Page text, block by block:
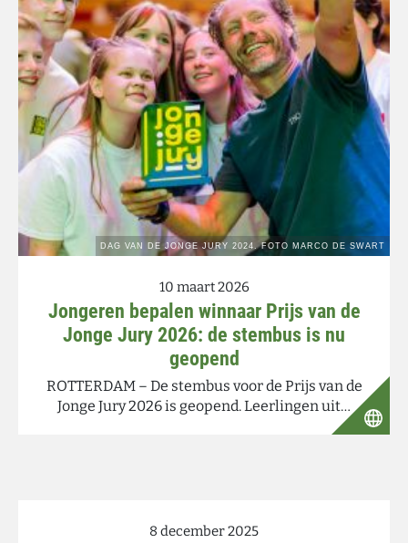
10 maart 2026
Jongeren bepalen winnaar Prijs van de
Jonge Jury 2026: de stembus is nu
geopend
ROTTERDAM – De stembus voor de Prijs van de
Jonge Jury 2026 is geopend. Leerlingen uit…
8 december 2025